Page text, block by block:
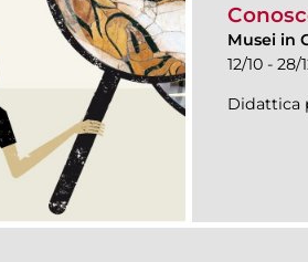
Musei in
12/10 - 28/
Didattica